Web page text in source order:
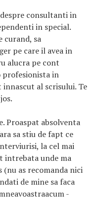
consultanti in
in special.
curand, sa
pe care il avea in
alucra pe cont
profesionista in
al scrisului. Te
Proaspat absolventa
sa stiu de fapt ce
la cel mai
intrebata unde ma
(nu as recomanda nici
de mine sa faca
-